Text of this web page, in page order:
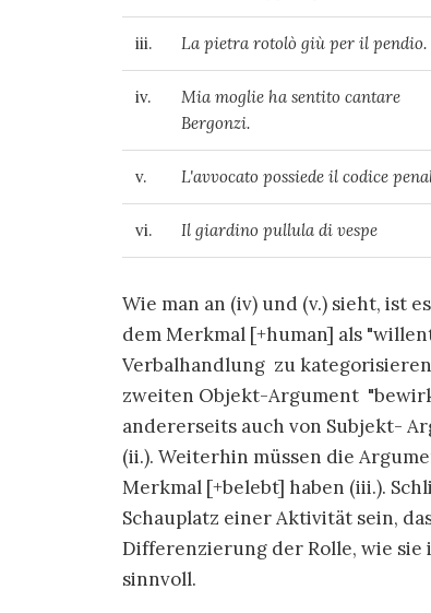
iii. La pietra rotolò giù per il pendio.
iv.
Mia moglie ha sentito cantare
Bergonzi.
v. L'avvocato possiede il codice
vi. Il giardino pullula di vespe
Wie man an (iv) und (v.) sieht, ist
dem Merkmal [+human] als
Verbalhandlung zu
zweiten Objekt-Argument
andererseits auch von Subjekt-
(ii.). Weiterhin müssen die
Merkmal [+belebt] haben (iii.).
Schauplatz einer Aktivität sein,
Differenzierung der Rolle, wie
sinnvoll.